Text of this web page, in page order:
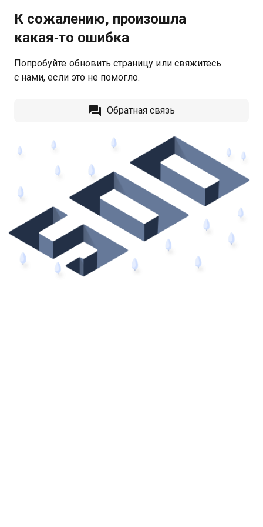
К сожалению, произошла
какая‑то ошибка
Попробуйте обновить страницу или свяжитесь
с нами, если это не помогло.
Обратная связь